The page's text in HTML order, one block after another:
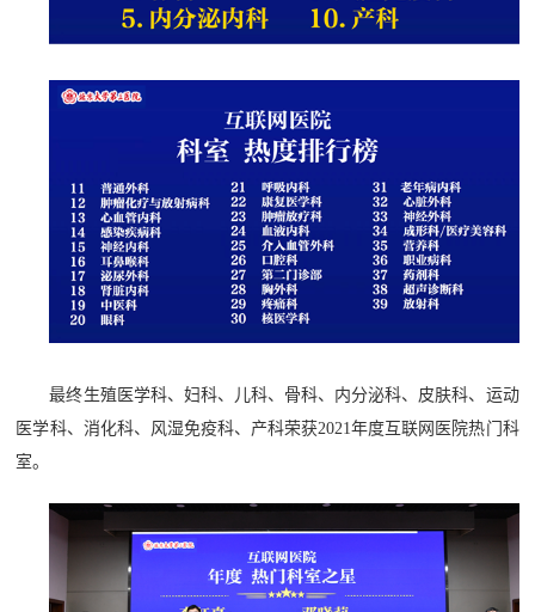
最终生殖医学科、妇科、儿科、骨科、内分泌科、皮肤科、运动
医学科、消化科、风湿免疫科、产科荣获2021年度互联网医院热门科
室。